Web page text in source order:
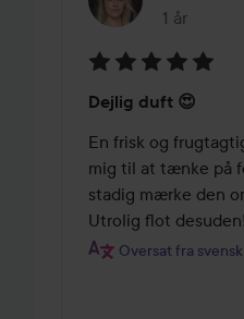
1 år
Posten
5
ud
af
5
Dejlig duft 😍
En frisk og
mig til at tænke på
stadig mærke den
Utrolig flot desuden!
Oversat fra svensk